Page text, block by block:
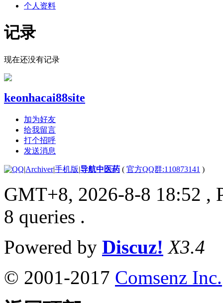
个人资料
记录
现在还没有记录
keonhacai88site
加为好友
给我留言
打个招呼
发送消息
|Archiver|手机版|导航中医药 ( 官方QQ群:110873141 )
GMT+8, 2026-8-8 18:52 ,
8 queries .
Powered by Discuz! X3.4
© 2001-2017 Comsenz Inc.